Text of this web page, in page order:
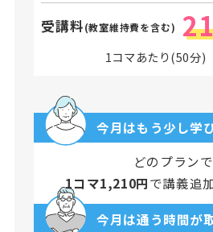
受講料(教室維持費を含む)
1コマあたり(50分)
今月はもう少し学
どのプラン
1コマ1,210円で講義追
今月は通う時間が